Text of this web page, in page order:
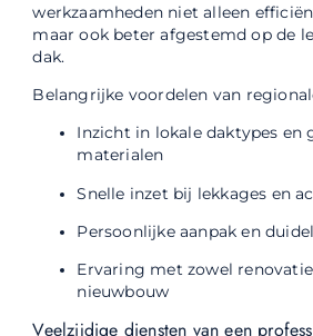
werkzaamheden niet alleen
maar ook beter afgestemd op de
dak.
Belangrijke voordelen van
Inzicht in lokale daktypes en
materialen
Snelle inzet bij lekkages en
Persoonlijke aanpak en
Ervaring met zowel
nieuwbouw
Veelzijdige diensten van een